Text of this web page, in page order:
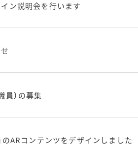
ン説明会を行います
員）の募集
のARコンテンツをデザインしました